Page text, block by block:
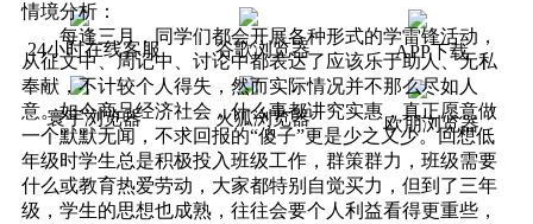
24小时在线客服 谷歌浏览器 APP下载
寰宇浏览器 火狐浏览器 欧朋浏览器
情境分析：
每逢三月，同学们都会开展各种形式的学雷锋活动，
从征文中、周记中、讨论中都表达了应该乐于助人、无私
奉献，不计较个人得失，然而实际情况并不那么尽如人
意。如今商品经济社会，什么事都讲究实惠，真正愿意做
一个默默无闻，不求回报的“傻子”更是少之又少。回想低
年级时学生总是积极投入班级工作，群策群力，班级需要
什么或教育热爱劳动，大家都特别自觉买力，但到了三年
级，学生的思想也成熟，往往会要个人利益看得更重些，